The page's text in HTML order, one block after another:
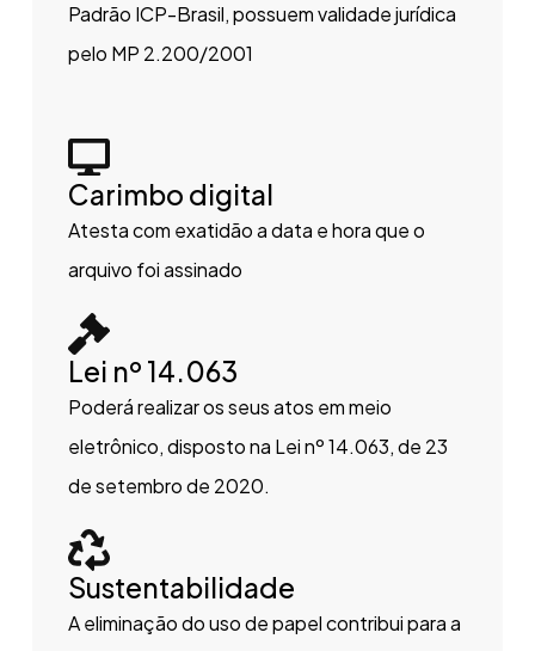
Padrão ICP-Brasil, possuem validade jurídica
pelo MP 2.200/2001
Carimbo digital
Atesta com exatidão a data e hora que o
arquivo foi assinado
Lei nº 14.063
Poderá realizar os seus atos em meio
eletrônico, disposto na Lei nº 14.063, de 23
de setembro de 2020.
Sustentabilidade
A eliminação do uso de papel contribui para a